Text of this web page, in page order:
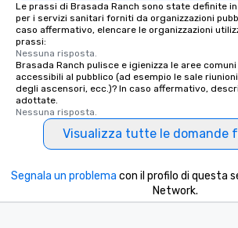
Le prassi di Brasada Ranch sono state definite
per i servizi sanitari forniti da organizzazioni
caso affermativo, elencare le organizzazioni
prassi:
Nessuna risposta.
Brasada Ranch pulisce e igienizza le aree
accessibili al pubblico (ad esempio le sale
degli ascensori, ecc.)? In caso affermativo,
adottate.
Nessuna risposta.
Visualizza tutte le domande
Segnala un problema con il profilo di questa
Network.